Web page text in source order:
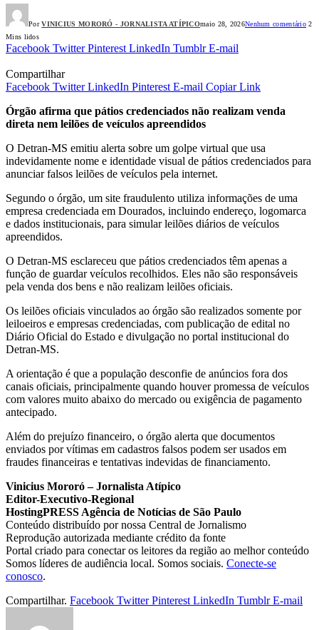
Por VINICIUS MORORÓ - JORNALISTA ATÍPICOmaio 28, 2026Nenhum comentário 2
Mins lidos
Facebook Twitter Pinterest LinkedIn Tumblr E-mail
Compartilhar
Facebook Twitter LinkedIn Pinterest E-mail Copiar Link
Órgão afirma que pátios credenciados não realizam venda
direta nem leilões de veículos apreendidos
O Detran-MS emitiu alerta sobre um golpe virtual que usa
indevidamente nome e identidade visual de pátios credenciados para
anunciar falsos leilões de veículos pela internet.
Segundo o órgão, um site fraudulento utiliza informações de uma
empresa credenciada em Dourados, incluindo endereço, logomarca
e dados institucionais, para simular leilões diários de veículos
apreendidos.
O Detran-MS esclareceu que pátios credenciados têm apenas a
função de guardar veículos recolhidos. Eles não são responsáveis
pela venda dos bens e não realizam leilões oficiais.
Os leilões oficiais vinculados ao órgão são realizados somente por
leiloeiros e empresas credenciadas, com publicação de edital no
Diário Oficial do Estado e divulgação no portal institucional do
Detran-MS.
A orientação é que a população desconfie de anúncios fora dos
canais oficiais, principalmente quando houver promessa de veículos
com valores muito abaixo do mercado ou exigência de pagamento
antecipado.
Além do prejuízo financeiro, o órgão alerta que documentos
enviados por vítimas em cadastros falsos podem ser usados em
fraudes financeiras e tentativas indevidas de financiamento.
Vinicius Mororó – Jornalista Atípico
Editor-Executivo-Regional
HostingPRESS Agência de Notícias de São Paulo
Conteúdo distribuído por nossa Central de Jornalismo
Reprodução autorizada mediante crédito da fonte
Portal criado para conectar os leitores da região ao melhor conteúdo
Somos líderes de audiência local. Somos sociais. Conecte-se
conosco.
Compartilhar. Facebook Twitter Pinterest LinkedIn Tumblr E-mail